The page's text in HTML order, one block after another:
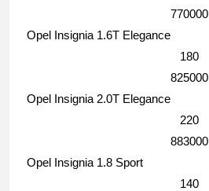
770000
Opel Insignia 1.6T Elegance
180
825000
Opel Insignia 2.0T Elegance
220
883000
Opel Insignia 1.8 Sport
140